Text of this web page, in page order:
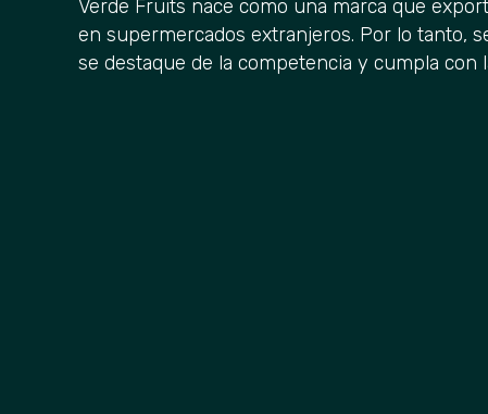
Verde Fruits nace como una marca que
en supermercados extranjeros. Por lo tanto,
se destaque de la competencia y cumpla con